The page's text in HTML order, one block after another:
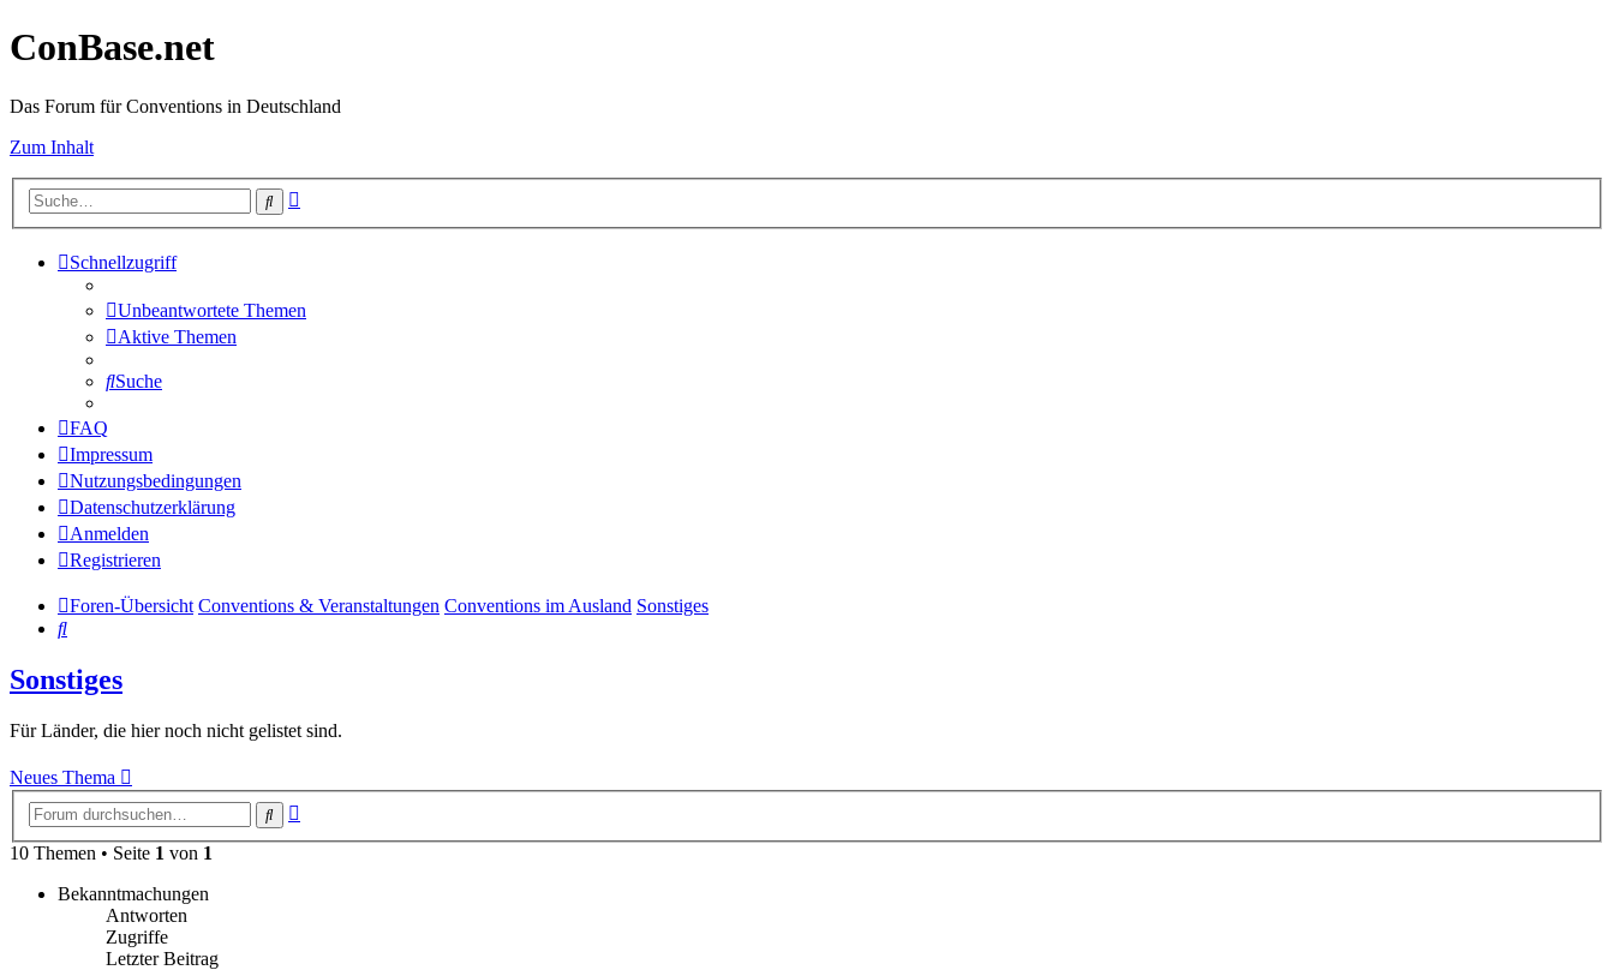
ConBase.net
Das Forum für Conventions in Deutschland
Zum Inhalt
Suche
Schnellzugriff
Unbeantwortete Themen
Aktive Themen
Suche
FAQ
Impressum
Nutzungsbedingungen
Datenschutzerklärung
Anmelden
Registrieren
Foren-Übersicht Conventions & Veranstaltungen Conventions im Ausland Sonstiges
Suche
Sonstiges
Für Länder, die hier noch nicht gelistet sind.
Neues Thema
Suche
10 Themen • Seite 1 von 1
Bekanntmachungen
Antworten
Zugriffe
Letzter Beitrag